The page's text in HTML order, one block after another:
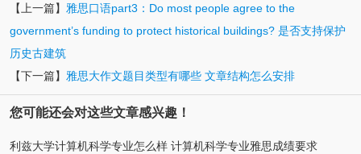
【上一篇】 雅思口语part3：Do most people agree to the
government’s funding to protect historical buildings? 是否支持保护
历史古建筑
【下一篇】 雅思大作文题目类型有哪些 文章结构怎么安排
您可能还会对这些文章感兴趣！
利兹大学计算机科学专业怎么样 计算机科学专业雅思成绩要求